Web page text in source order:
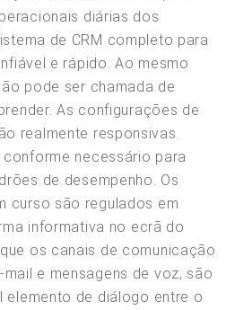
diárias dos
de CRM completo para
e rápido. Ao mesmo
pode ser chamada de
As configurações de
realmente responsivas.
necessário para
de desempenho. Os
curso são regulados em
informativa no ecrã do
os canais de comunicação
mail e mensagens de voz, são
elemento de diálogo entre o